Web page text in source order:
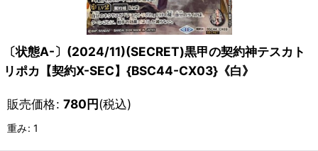
〔状態A-〕(2024/11)(SECRET)黒甲の契約神テスカト
リポカ【契約X-SEC】{BSC44-CX03}《白》
販売価格: 780円(税込)
重み: 1